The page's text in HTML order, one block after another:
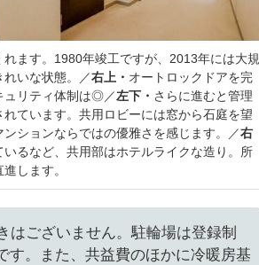
ます。1980年竣工ですが、2013年には大規
いな状態。／右上・ オートロックドアを完
ュリティ体制は◎／左下・ さらに進むと管理
ています。共用ロビーには窓から石庭を望
ションならではの優雅さを感じます。／右
るなど、共用部はホテルライクな造り。所
します。
はございません。駐輪場は登録制
す。また、共益費のほかに冷暖房基